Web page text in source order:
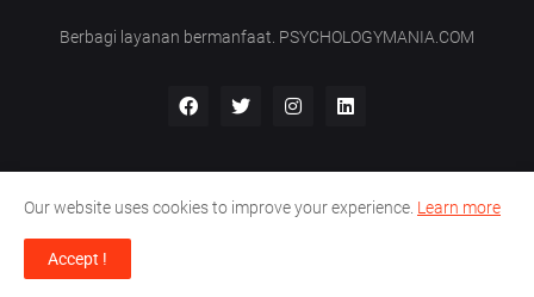
Berbagi layanan bermanfaat. PSYCHOLOGYMANIA.COM
Support by -
Tentang Kami Hubungi Kami
Our website uses cookies to improve your experience. Learn more
Accept !